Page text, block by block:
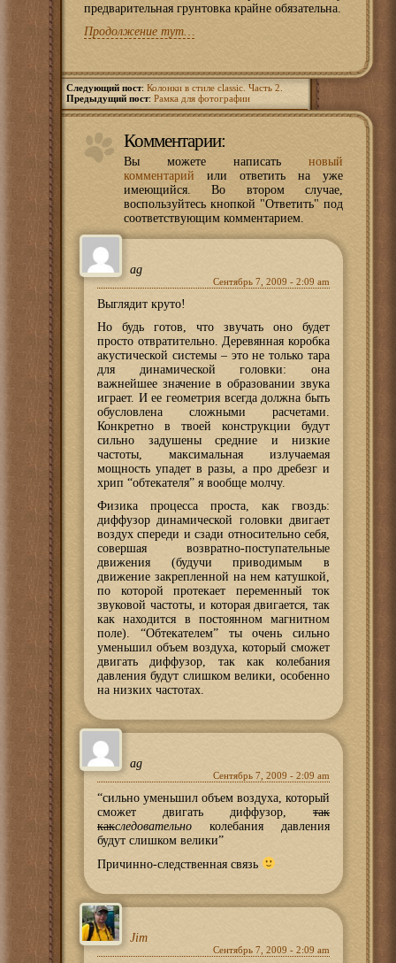
предварительная грунтовка крайне обязательна.
Продолжение тут…
Следующий пост: Колонки в стиле classic. Часть 2.
Предыдущий пост: Рамка для фотографии
Комментарии:
Вы можете написать новый
комментарий или ответить на уже
имеющийся. Во втором случае,
воспользуйтесь кнопкой "Ответить" под
соответствующим комментарием.
ag
Сентябрь 7, 2009 - 2:09 am
Выглядит круто!
Но будь готов, что звучать оно будет
просто отвратительно. Деревянная коробка
акустической системы – это не только тара
для динамической головки: она
важнейшее значение в образовании звука
играет. И ее геометрия всегда должна быть
обусловлена сложными расчетами.
Конкретно в твоей конструкции будут
сильно задушены средние и низкие
частоты, максимальная излучаемая
мощность упадет в разы, а про дребезг и
хрип “обтекателя” я вообще молчу.
Физика процесса проста, как гвоздь:
диффузор динамической головки двигает
воздух спереди и сзади относительно себя,
совершая возвратно-поступательные
движения (будучи приводимым в
движение закрепленной на нем катушкой,
по которой протекает переменный ток
звуковой частоты, и которая двигается, так
как находится в постоянном магнитном
поле). “Обтекателем” ты очень сильно
уменьшил объем воздуха, который сможет
двигать диффузор, так как колебания
давления будут слишком велики, особенно
на низких частотах.
ag
Сентябрь 7, 2009 - 2:09 am
“сильно уменьшил объем воздуха, который
сможет двигать диффузор, так
какследовательно колебания давления
будут слишком велики”
Причинно-следственная связь
Jim
Сентябрь 7, 2009 - 2:09 am